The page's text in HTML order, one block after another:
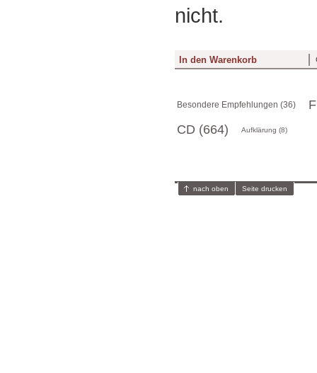
nicht.
Besondere Empfehlungen (36)
CD (664)
Aufklärung (8)
nach oben Seite drucken